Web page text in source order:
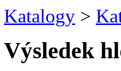
Katalogy >
Výsledek